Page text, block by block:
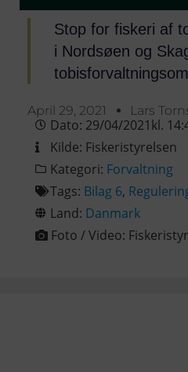
Stop for fiskeri af
i Nordsøen og
April 29, 2021 Lars
Dato: 29/04/2021kl.
Kilde: Fiskeristyrelsen
Kategori: Forvaltning
Tags: Bilag 6,
Land: Danmark
Foto / Video: